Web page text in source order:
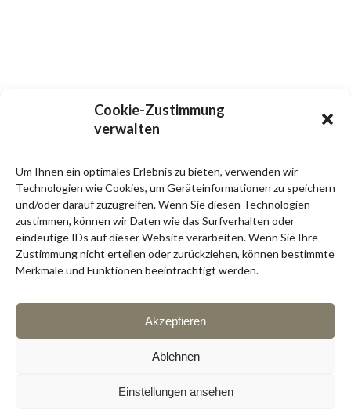
Cookie-Zustimmung
verwalten
Um Ihnen ein optimales Erlebnis zu bieten, verwenden wir
Technologien wie Cookies, um Geräteinformationen zu speichern
und/oder darauf zuzugreifen. Wenn Sie diesen Technologien
zustimmen, können wir Daten wie das Surfverhalten oder
eindeutige IDs auf dieser Website verarbeiten. Wenn Sie Ihre
Zustimmung nicht erteilen oder zurückziehen, können bestimmte
Merkmale und Funktionen beeinträchtigt werden.
Akzeptieren
Ablehnen
Einstellungen ansehen